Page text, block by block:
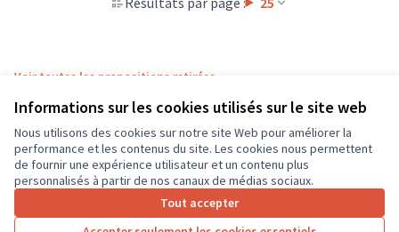
Informations sur les cookies utilisés sur le site web
Nous utilisons des cookies sur notre site Web pour améliorer la
performance et les contenus du site. Les cookies nous permettent
de fournir une expérience utilisateur et un contenu plus
personnalisés à partir de nos canaux de médias sociaux.
Tout accepter
Voir toutes les propositions retirées
Conditions d'utilisation
Paramètres des cookies
CD37 sur X
(Lien externe)
CD37 sur Facebook
CD37 sur Instagram
CD37 sur YouTube
(Lien externe)